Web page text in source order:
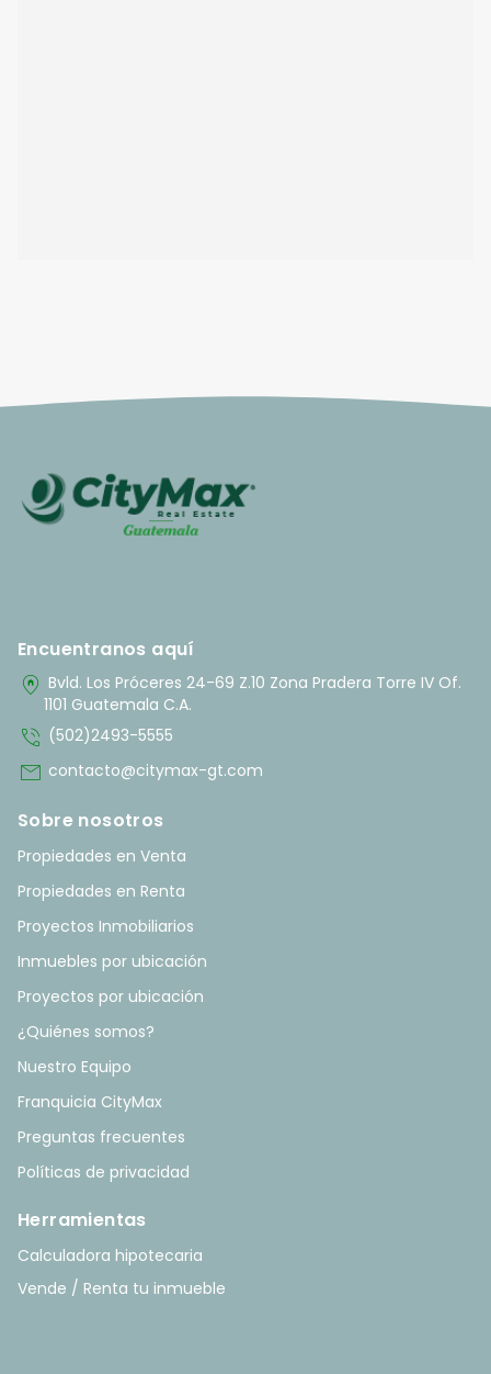
Encuentranos aquí
home_pin Bvld. Los Próceres 24-69 Z.10 Zona Pradera Torre IV Of.
1101 Guatemala C.A.
phone_in_talk (502)2493-5555
mail contacto@citymax-gt.com
Sobre nosotros
Propiedades en Venta
Propiedades en Renta
Proyectos Inmobiliarios
Inmuebles por ubicación
Proyectos por ubicación
¿Quiénes somos?
Nuestro Equipo
Franquicia CityMax
Preguntas frecuentes
Políticas de privacidad
Herramientas
Calculadora hipotecaria
Vende / Renta tu inmueble